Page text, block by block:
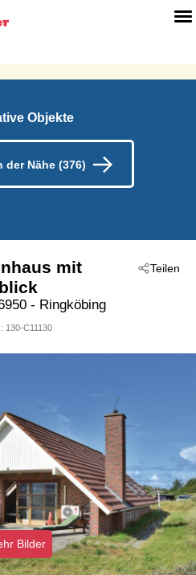
Objekte
der Nähe (376)
Teilen
mit
- Ringköbing
130-C11130
Bilder